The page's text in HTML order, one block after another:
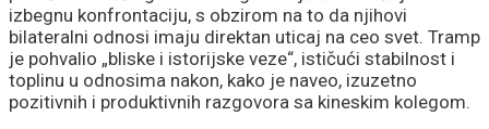
izbegnu konfrontaciju, s obzirom na to da njihovi
bilateralni odnosi imaju direktan uticaj na ceo svet. Tramp
je pohvalio „bliske i istorijske veze“, ističući stabilnost i
toplinu u odnosima nakon, kako je naveo, izuzetno
pozitivnih i produktivnih razgovora sa kineskim kolegom.